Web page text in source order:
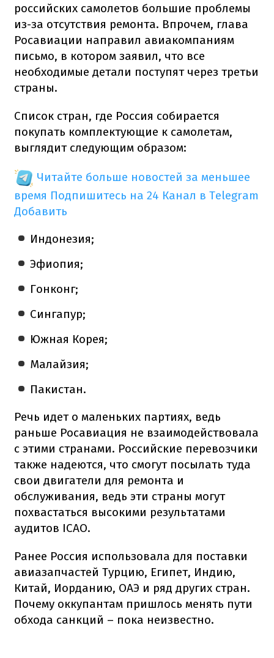
российских самолетов большие проблемы
из-за отсутствия ремонта. Впрочем, глава
Росавиации направил авиакомпаниям
письмо, в котором заявил, что все
необходимые детали поступят через третьи
страны.
Список стран, где Россия собирается
покупать комплектующие к самолетам,
выглядит следующим образом:
Читайте больше новостей за меньшее
время Подпишитесь на 24 Канал в Telegram
Добавить
Индонезия;
Эфиопия;
Гонконг;
Сингапур;
Южная Корея;
Малайзия;
Пакистан.
Речь идет о маленьких партиях, ведь
раньше Росавиация не взаимодействовала
с этими странами. Российские перевозчики
также надеются, что смогут посылать туда
свои двигатели для ремонта и
обслуживания, ведь эти страны могут
похвастаться высокими результатами
аудитов ICAO.
Ранее Россия использовала для поставки
авиазапчастей Турцию, Египет, Индию,
Китай, Иорданию, ОАЭ и ряд других стран.
Почему оккупантам пришлось менять пути
обхода санкций – пока неизвестно.